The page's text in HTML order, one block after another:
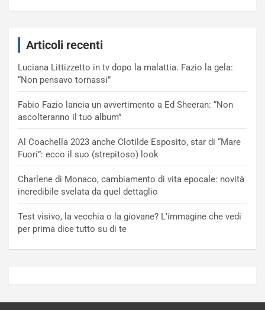
Articoli recenti
Luciana Littizzetto in tv dopo la malattia. Fazio la gela:
“Non pensavo tornassi”
Fabio Fazio lancia un avvertimento a Ed Sheeran: “Non
ascolteranno il tuo album”
Al Coachella 2023 anche Clotilde Esposito, star di “Mare
Fuori”: ecco il suo (strepitoso) look
Charlene di Monaco, cambiamento di vita epocale: novità
incredibile svelata da quel dettaglio
Test visivo, la vecchia o la giovane? L’immagine che vedi
per prima dice tutto su di te